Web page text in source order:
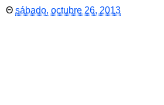
sábado, octubre 26, 2013